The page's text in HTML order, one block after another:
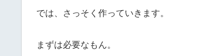
では、さっそく作っていきます。
まずは必要なもん。